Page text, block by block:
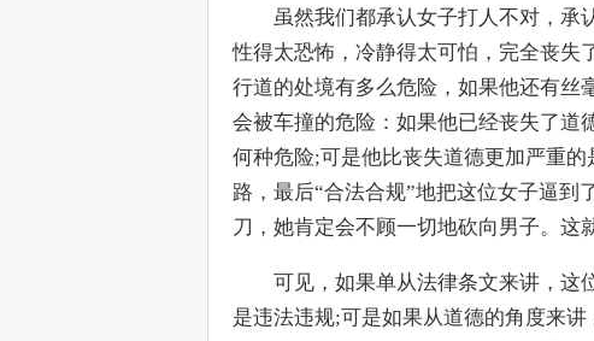
虽然我们都承认女子打人不对，承
性得太恐怖，冷静得太可怕，完全丧失
行道的处境有多么危险，如果他还有丝
会被车撞的危险：如果他已经丧失了道
何种危险;可是他比丧失道德更加严重
路，最后“合法合规”地把这位女子逼
刀，她肯定会不顾一切地砍向男子。这
可见，如果单从法律条文来讲，这位
是违法违规;可是如果从道德的角度来